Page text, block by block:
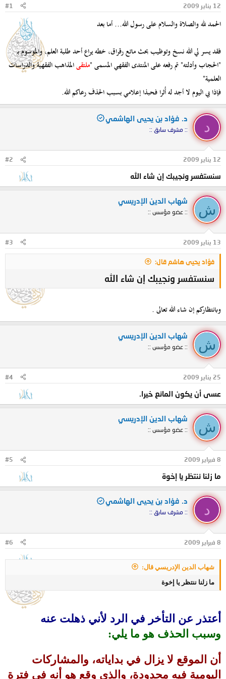
و
و
ء
12 يناير 2009 #1
الحمد لله والصلاة والسلام على رسول الله... أما بعد
فقد يسر لي الله نسخ وتوظيب بحث ماتع رقراق، خطه يراع أحد طلبة العلم، والموسوم بـ
"الحجاب وأدلته" تم رفعه على المنتدى الفقهي المسمى "ملتقىالمذاهب الفقهية والدراسات
العلمية"
فإذا بي اليوم لا أجد له أُثرا فحبذا إعلامي بسبب الحذف رعاكم الله.
د
د. فؤاد بن يحيى الهاشمي
:: مشرف سابق ::
12 يناير 2009 #2
سنستفسر ونجيبك إن شاء الله
ش
شهاب الدين الإدريسي
:: عضو مؤسس ::
13 يناير 2009 #3
فؤاد يحيى هاشم قال:
سنستفسر ونجيبك إن شاء الله
وبانتظاركم إن شاء الله تعالى .
ش
شهاب الدين الإدريسي
:: عضو مؤسس ::
25 يناير 2009 #4
عسى أن يكون المانع خيرا.
ش
شهاب الدين الإدريسي
:: عضو مؤسس ::
8 فبراير 2009 #5
ما زلنا ننتظر يا إخوة
د
د. فؤاد بن يحيى الهاشمي
:: مشرف سابق ::
8 فبراير 2009 #6
شهاب الدين الإدريسي قال:
ما زلنا ننتظر يا إخوة
أعتذر عن التأخر في الرد لأني ذهلت عنه
وسبب الحذف هو ما يلي:
أن الموقع لا يزال في بداياته، والمشاركات
اليومية فيه محدودة، والذي وقع هو أنه في فترة